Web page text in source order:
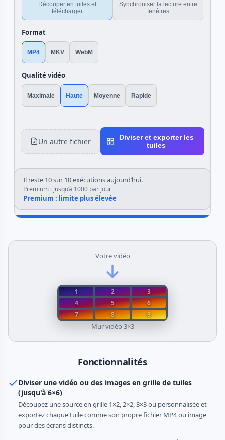
Découper en tuiles et
télécharger
Synchroniser la lecture entre
fenêtres
Format
MP4 MKV WebM
Qualité vidéo
Maximale Haute Moyenne Rapide
Un autre fichier
Diviser et exporter les
tuiles
Il reste 10 sur 10 exécutions aujourd’hui.
Premium : jusqu’à 1000 par jour
Premium : limite plus élevée
Votre vidéo
1 2
3
4
5
6
7
8 9
Mur vidéo 3×3
Fonctionnalités
Diviser une vidéo ou des images en grille de tuiles
(jusqu'à 6×6)
Découpez une source en grille 1×2, 2×2, 3×3 ou personnalisée et
exportez chaque tuile comme son propre fichier MP4 ou image
pour des écrans distincts.